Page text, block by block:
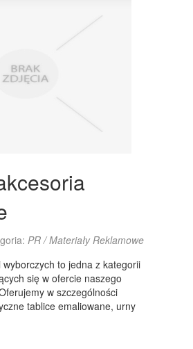
PR / Materiały Reklamowe
to jedna z kategorii
się w ofercie naszego
w szczególności
tablice emaliowane, urny